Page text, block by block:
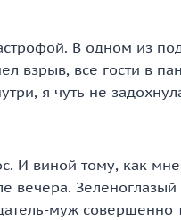
В одном из
взрыв, все гости в
я чуть не
И виной тому, как
вечера. Зеленоглазый
муж совершенно